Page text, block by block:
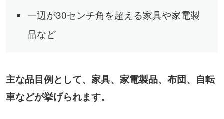
一辺が30センチ角を超える家具や家電製
品など
主な品目例として、家具、家電製品、布団、自転
車などが挙げられます。